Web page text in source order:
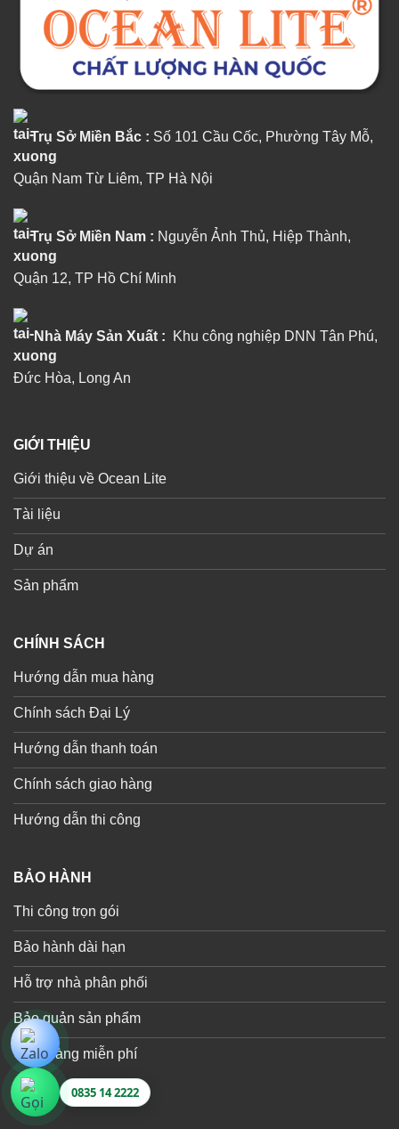
Trụ Sở Miền Bắc : Số 101 Cầu Cốc, Phường Tây Mỗ,
Quận Nam Từ Liêm, TP Hà Nội
Trụ Sở Miền Nam : Nguyễn Ảnh Thủ, Hiệp Thành,
Quận 12, TP Hồ Chí Minh
Nhà Máy Sản Xuất : Khu công nghiệp DNN Tân Phú,
Đức Hòa, Long An
GIỚI THIỆU
Giới thiệu về Ocean Lite
Tài liệu
Dự án
Sản phẩm
CHÍNH SÁCH
Hướng dẫn mua hàng
Chính sách Đại Lý
Hướng dẫn thanh toán
Chính sách giao hàng
Hướng dẫn thi công
BẢO HÀNH
Thi công trọn gói
Bảo hành dài hạn
Hỗ trợ nhà phân phối
Bảo quản sản phẩm
Giao hàng miễn phí
0835 14 2222